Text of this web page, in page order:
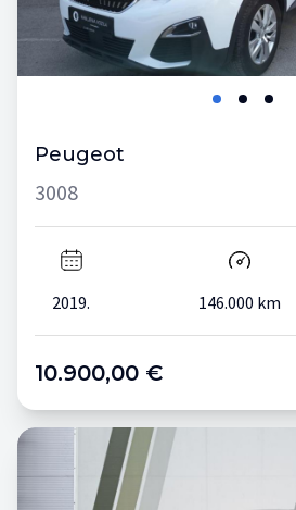
Peugeot
3008
2019. 146.000 km
10.900,00 €